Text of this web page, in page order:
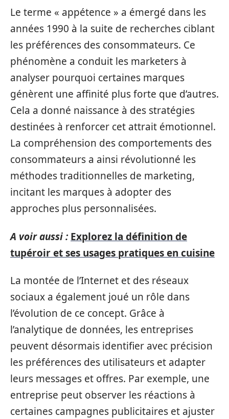
Le terme « appétence » a émergé dans les
années 1990 à la suite de recherches ciblant
les préférences des consommateurs. Ce
phénomène a conduit les marketers à
analyser pourquoi certaines marques
génèrent une affinité plus forte que d’autres.
Cela a donné naissance à des stratégies
destinées à renforcer cet attrait émotionnel.
La compréhension des comportements des
consommateurs a ainsi révolutionné les
méthodes traditionnelles de marketing,
incitant les marques à adopter des
approches plus personnalisées.
A voir aussi : Explorez la définition de
tupéroir et ses usages pratiques en cuisine
La montée de l’Internet et des réseaux
sociaux a également joué un rôle dans
l’évolution de ce concept. Grâce à
l’analytique de données, les entreprises
peuvent désormais identifier avec précision
les préférences des utilisateurs et adapter
leurs messages et offres. Par exemple, une
entreprise peut observer les réactions à
certaines campagnes publicitaires et ajuster